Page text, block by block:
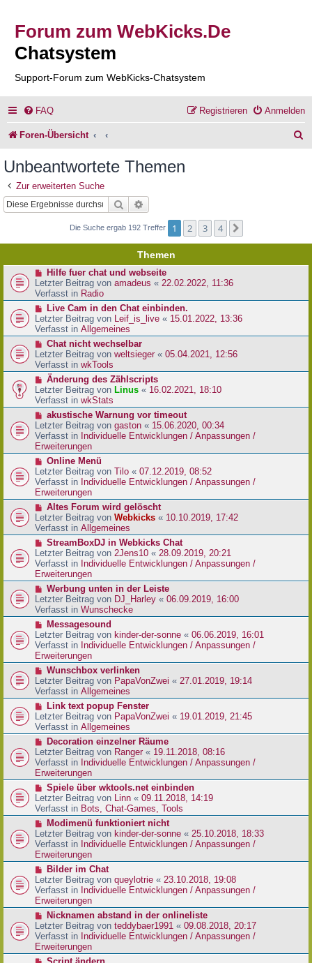
Forum zum WebKicks.De
Chatsystem
Support-Forum zum WebKicks-Chatsystem
FAQ Anmelden
Registrieren
Foren-Übersicht
Unbeantwortete Themen
Zur erweiterten Suche
Suche
Die Suche ergab 192 Treffer 1 2 3 4
Themen
N
e
u
e
r
B
e
t
r
a
g
Hilfe fuer chat und webseite
Letzter Beitrag von amadeus « 22.02.2022, 11:36
Verfasst in Radio
N
e
u
e
r
B
e
t
r
a
g
Live Cam in den Chat einbinden.
Letzter Beitrag von Leif_is_live « 15.01.2022, 13:36
Verfasst in Allgemeines
N
e
u
e
r
B
e
t
r
a
g
Chat nicht wechselbar
Letzter Beitrag von weltsieger « 05.04.2021, 12:56
Verfasst in wkTools
N
e
u
e
r
B
e
i
r
a
g
Änderung des Zählscripts
Letzter Beitrag von Linus « 16.02.2021, 18:10
Verfasst in wkStats
N
e
u
e
r
B
e
i
t
a
g
akustische Warnung vor timeout
Letzter Beitrag von gaston « 15.06.2020, 00:34
Verfasst in Individuelle Entwicklungen / Anpassungen /
Erweiterungen
N
e
u
e
r
B
e
i
r
a
g
Online Menü
Letzter Beitrag von Tilo « 07.12.2019, 08:52
Verfasst in Individuelle Entwicklungen / Anpassungen /
Erweiterungen
N
e
u
e
r
B
e
i
r
a
g
Altes Forum wird gelöscht
Letzter Beitrag von Webkicks « 10.10.2019, 17:42
Verfasst in Allgemeines
N
e
u
e
r
B
e
i
r
a
g
StreamBoxDJ in Webkicks Chat
Letzter Beitrag von 2Jens10 « 28.09.2019, 20:21
Verfasst in Individuelle Entwicklungen / Anpassungen /
Erweiterungen
N
e
u
e
r
B
e
i
r
a
g
Werbung unten in der Leiste
Letzter Beitrag von DJ_Harley « 06.09.2019, 16:00
Verfasst in Wunschecke
N
e
u
e
r
B
e
i
r
a
g
Messagesound
Letzter Beitrag von kinder-der-sonne « 06.06.2019, 16:01
Verfasst in Individuelle Entwicklungen / Anpassungen /
Erweiterungen
N
e
u
e
r
B
e
t
r
a
g
Wunschbox verlinken
Letzter Beitrag von PapaVonZwei « 27.01.2019, 19:14
Verfasst in Allgemeines
N
e
u
e
r
B
e
i
r
a
g
Link text popup Fenster
Letzter Beitrag von PapaVonZwei « 19.01.2019, 21:45
Verfasst in Allgemeines
N
e
u
e
r
B
e
i
r
a
g
Decoration einzelner Räume
Letzter Beitrag von Ranger « 19.11.2018, 08:16
Verfasst in Individuelle Entwicklungen / Anpassungen /
Erweiterungen
N
e
u
e
r
B
e
i
r
a
g
Spiele über wktools.net einbinden
Letzter Beitrag von Linn « 09.11.2018, 14:19
Verfasst in Bots, Chat-Games, Tools
N
e
u
e
r
B
e
i
t
a
g
Modimenü funktioniert nicht
Letzter Beitrag von kinder-der-sonne « 25.10.2018, 18:33
Verfasst in Individuelle Entwicklungen / Anpassungen /
Erweiterungen
N
e
u
e
r
B
e
i
t
Bilder im Chat
Letzter Beitrag von queylotrie « 23.10.2018, 19:08
Verfasst in Individuelle Entwicklungen / Anpassungen /
Erweiterungen
N
e
u
e
r
Nicknamen abstand in der onlineliste
Letzter Beitrag von teddybaer1991 « 09.08.2018, 20:17
Verfasst in Individuelle Entwicklungen / Anpassungen /
Erweiterungen
N